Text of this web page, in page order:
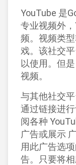
YouTube 是
专业视频外
频。视频类
戏。该社交
以使用。但
视频。
与其他社交
通过链接进
阅各种
广告或展示
用此广告选
告。只要将